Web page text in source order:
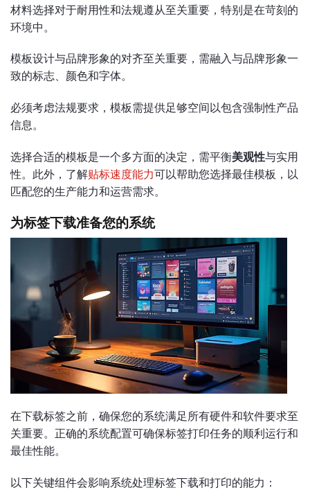
材料选择对于耐用性和法规遵从至关重要，特别是在苛刻的
环境中。
模板设计与品牌形象的对齐至关重要，需融入与品牌形象一
致的标志、颜色和字体。
必须考虑法规要求，模板需提供足够空间以包含强制性产品
信息。
选择合适的模板是一个多方面的决定，需平衡美观性与实用
性。此外，了解贴标速度能力可以帮助您选择最佳模板，以
匹配您的生产能力和运营需求。
为标签下载准备您的系统
在下载标签之前，确保您的系统满足所有硬件和软件要求至
关重要。正确的系统配置可确保标签打印任务的顺利运行和
最佳性能。
以下关键组件会影响系统处理标签下载和打印的能力：